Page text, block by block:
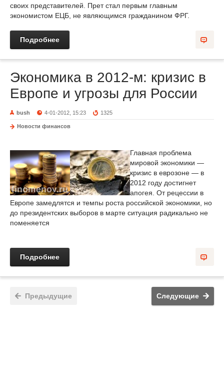
своих представителей. Прет стал первым главным
экономистом ЕЦБ, не являющимся гражданином ФРГ.
Подробнее
Экономика в 2012-м: кризис в
Европе и угрозы для России
bush 4-01-2012, 15:23 1325
Новости финансов
Главная проблема
мировой экономики —
кризис в еврозоне — в
2012 году достигнет
апогея. От рецессии в
Европе замедлятся и темпы роста российской экономики, но
до президентских выборов в марте ситуация радикально не
поменяется
Подробнее
Предыдущие Следующие